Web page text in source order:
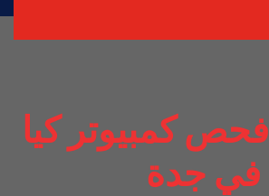
فحص كمبيوتر كيا
في جدة